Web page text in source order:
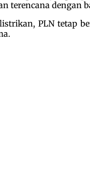
terencana dengan
PLN tetap